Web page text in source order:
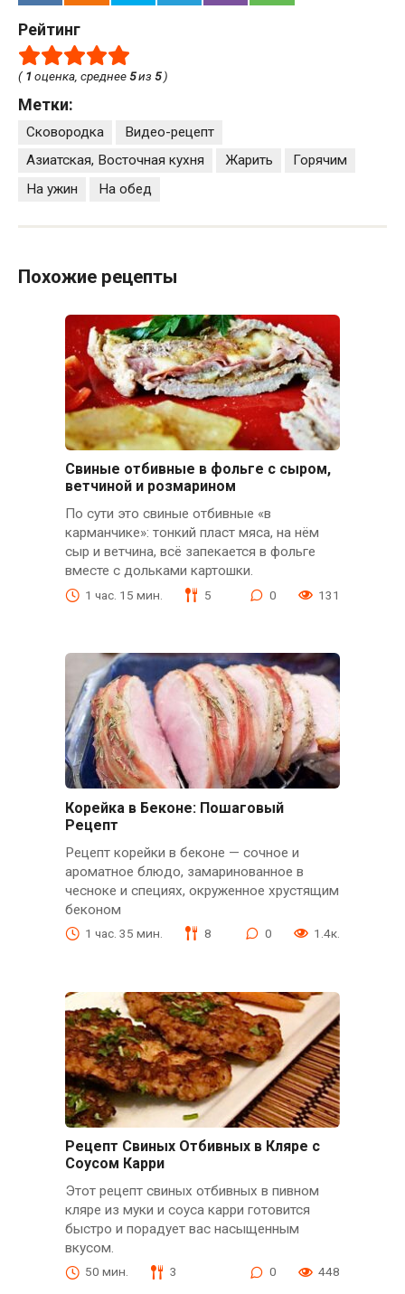
Рейтинг
( 1оценка, среднее5из 5)
Метки:
Сковородка
Видео-рецепт
Азиатская, Восточная кухня
Жарить
Горячим
На ужин
На обед
Похожие рецепты
Свиные отбивные в фольге с сыром,
ветчиной и розмарином
По сути это свиные отбивные «в
карманчике»: тонкий пласт мяса, на нём
сыр и ветчина, всё запекается в фольге
вместе с дольками картошки.
1 час. 15 мин. 5 0 131
Корейка в Беконе: Пошаговый
Рецепт
Рецепт корейки в беконе — сочное и
ароматное блюдо, замаринованное в
чесноке и специях, окруженное хрустящим
беконом
1 час. 35 мин. 8 0 1.4к.
Рецепт Свиных Отбивных в Кляре с
Соусом Карри
Этот рецепт свиных отбивных в пивном
кляре из муки и соуса карри готовится
быстро и порадует вас насыщенным
вкусом.
50 мин. 3 0 448